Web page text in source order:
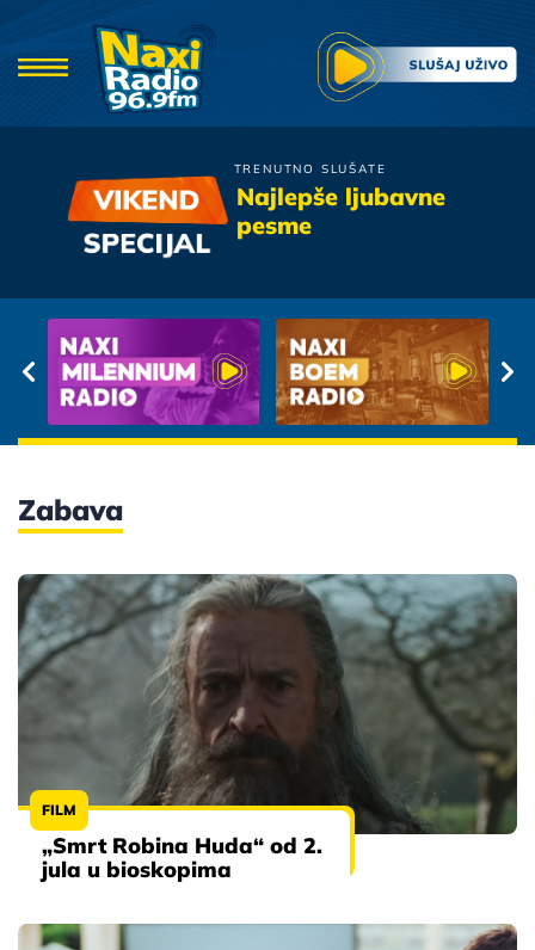
TRENUTNO SLUŠATE
Najlepše ljubavne
pesme
Kemal i Danijela
Ovako Ne Mogu Dalje
Zabava
FILM
„Smrt Robina Huda“ od 2.
jula u bioskopima